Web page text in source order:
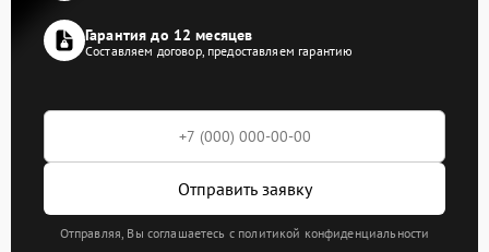
Гарантия до 12 месяцев
Составляем договор, предоставляем гарантию
Отправить заявку
Отправляя, Вы соглашаетесь с политикой конфиденциальности